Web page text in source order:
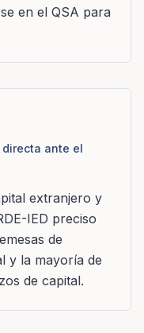
en el QSA para
ante el
extranjero y
IED preciso
de
y la mayoría de
de capital.